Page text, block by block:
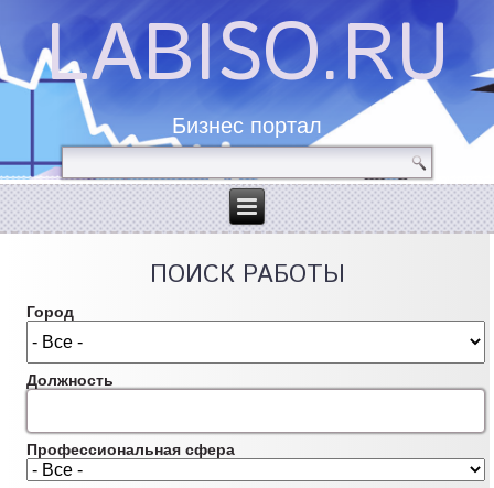
LABISO.RU
Бизнес портал
ПОИСК РАБОТЫ
Город
Должность
Профессиональная сфера